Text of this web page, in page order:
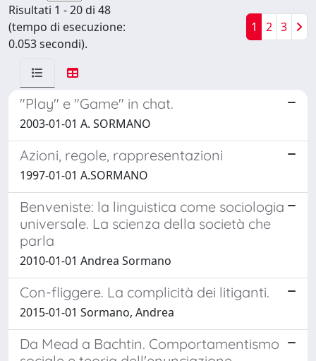
Risultati 1 - 20 di 48
(tempo di esecuzione:
0.053 secondi).
1 2 3
"Play" e "Game" in chat.
2003-01-01 A. SORMANO
Azioni, regole, rappresentazioni
1997-01-01 A.SORMANO
Benveniste: la linguistica come sociologia
universale. La scienza della società che
parla
2010-01-01 Andrea Sormano
Con-fliggere. La complicità dei litiganti.
2015-01-01 Sormano, Andrea
Da Mead a Bachtin. Comportamentismo